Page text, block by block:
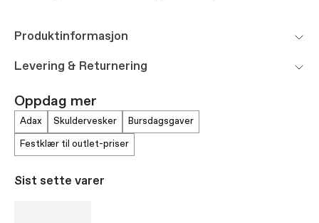
Produktinformasjon
Levering & Returnering
Oppdag mer
adax skuldervesker
bursdagsgaver
festklær til outlet-priser
Sist sette varer